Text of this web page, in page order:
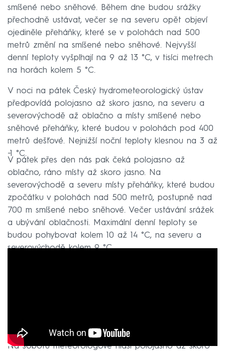
smíšené nebo sněhové. Během dne budou srážky
přechodně ustávat, večer se na severu opět objeví
ojediněle přeháňky, které se v polohách nad 500
metrů změní na smíšené nebo sněhové. Nejvyšší
denní teploty vyšplhají na 9 až 13 °C, v tisíci metrech
na horách kolem 5 °C.
V noci na pátek Český hydrometeorologický ústav
předpovídá polojasno až skoro jasno, na severu a
severovýchodě až oblačno a místy smíšené nebo
sněhové přeháňky, které budou v polohách pod 400
metrů dešťové. Nejnižší noční teploty klesnou na 3 až
−1 °C.
V pátek přes den nás pak čeká polojasno až
oblačno, ráno místy až skoro jasno. Na
severovýchodě a severu místy přeháňky, které budou
zpočátku v polohách nad 500 metrů, postupně nad
700 m smíšené nebo sněhové. Večer ustávání srážek
a ubývání oblačnosti. Maximální denní teploty se
budou pohybovat kolem 10 až 14 °C, na severu a
severovýchodě kolem 9 °C.
Na sobotu meteorologové hlásí polojasno až skoro